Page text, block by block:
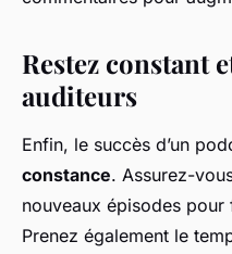
Restez constant
auditeurs
Enfin, le succès d’un
constance. Assurez-
nouveaux épisodes
Prenez également le